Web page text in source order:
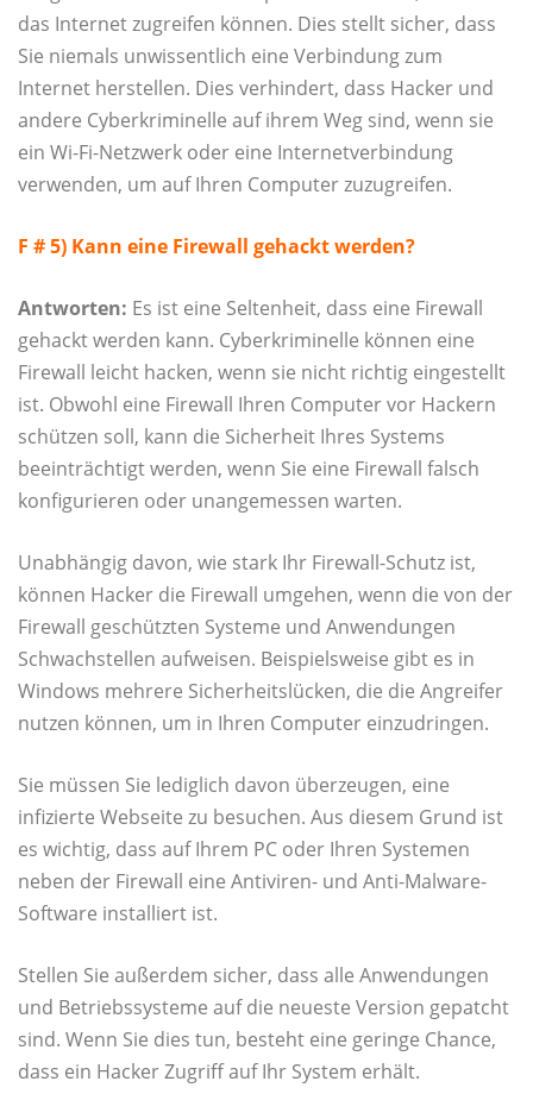
das Internet zugreifen können. Dies stellt sicher, dass
Sie niemals unwissentlich eine Verbindung zum
Internet herstellen. Dies verhindert, dass Hacker und
andere Cyberkriminelle auf ihrem Weg sind, wenn sie
ein Wi-Fi-Netzwerk oder eine Internetverbindung
verwenden, um auf Ihren Computer zuzugreifen.
F # 5) Kann eine Firewall gehackt werden?
Antworten: Es ist eine Seltenheit, dass eine Firewall
gehackt werden kann. Cyberkriminelle können eine
Firewall leicht hacken, wenn sie nicht richtig eingestellt
ist. Obwohl eine Firewall Ihren Computer vor Hackern
schützen soll, kann die Sicherheit Ihres Systems
beeinträchtigt werden, wenn Sie eine Firewall falsch
konfigurieren oder unangemessen warten.
Unabhängig davon, wie stark Ihr Firewall-Schutz ist,
können Hacker die Firewall umgehen, wenn die von der
Firewall geschützten Systeme und Anwendungen
Schwachstellen aufweisen. Beispielsweise gibt es in
Windows mehrere Sicherheitslücken, die die Angreifer
nutzen können, um in Ihren Computer einzudringen.
Sie müssen Sie lediglich davon überzeugen, eine
infizierte Webseite zu besuchen. Aus diesem Grund ist
es wichtig, dass auf Ihrem PC oder Ihren Systemen
neben der Firewall eine Antiviren- und Anti-Malware-
Software installiert ist.
Stellen Sie außerdem sicher, dass alle Anwendungen
und Betriebssysteme auf die neueste Version gepatcht
sind. Wenn Sie dies tun, besteht eine geringe Chance,
dass ein Hacker Zugriff auf Ihr System erhält.